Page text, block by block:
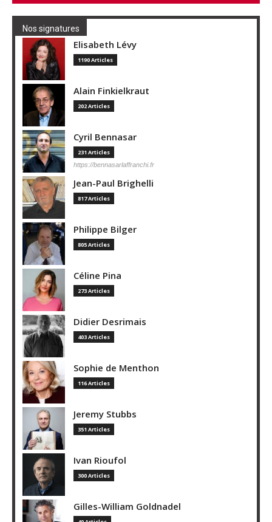
Nos signatures
Elisabeth Lévy
1190 Articles
Alain Finkielkraut
202 Articles
Cyril Bennasar
231 Articles
https://bennasarlaffranchi.fr
Jean-Paul Brighelli
817 Articles
Philippe Bilger
805 Articles
Céline Pina
273 Articles
Didier Desrimais
403 Articles
Sophie de Menthon
116 Articles
Jeremy Stubbs
351 Articles
Ivan Rioufol
300 Articles
Gilles-William Goldnadel